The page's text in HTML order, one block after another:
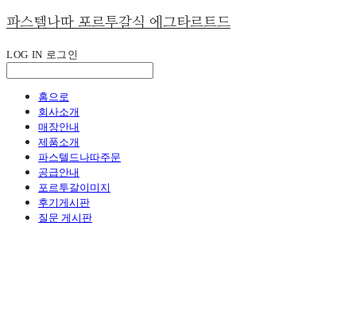
파스텔나따 포르투갈식 에그타르트드
LOG IN 로그인
홈으로
회사소개
매장안내
제품소개
파스텔드나따주문
공급안내
포르투갈이미지
후기게시판
질문 게시판